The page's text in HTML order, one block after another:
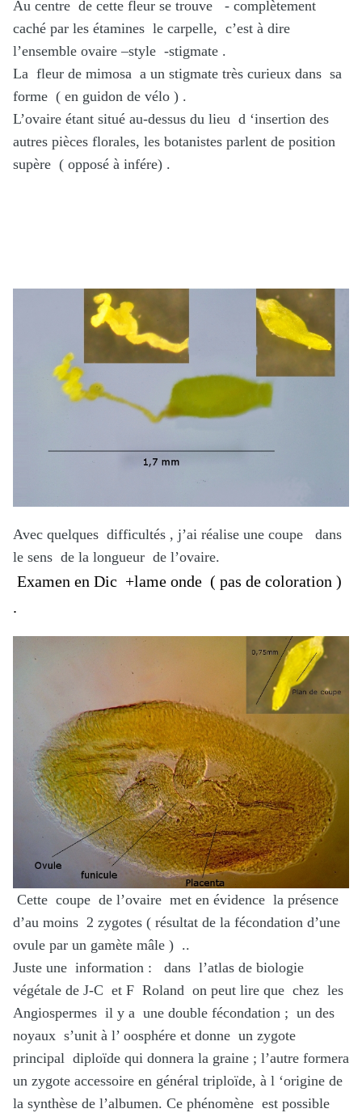
Au centre de cette fleur se trouve - complètement
caché par les étamines le carpelle, c’est à dire
l’ensemble ovaire –style -stigmate .
La fleur de mimosa a un stigmate très curieux dans sa
forme ( en guidon de vélo ) .
L’ovaire étant situé au-dessus du lieu d ‘insertion des
autres pièces florales, les botanistes parlent de position
supère ( opposé à infére) .
Avec quelques difficultés , j’ai réalise une coupe dans
le sens de la longueur de l’ovaire.
Examen en Dic +lame onde ( pas de coloration )
.
Cette coupe de l’ovaire met en évidence la présence
d’au moins 2 zygotes ( résultat de la fécondation d’une
ovule par un gamète mâle ) ..
Juste une information : dans l’atlas de biologie
végétale de J-C et F Roland on peut lire que chez les
Angiospermes il y a une double fécondation ; un des
noyaux s’unit à l’ oosphére et donne un zygote
principal diploïde qui donnera la graine ; l’autre formera
un zygote accessoire en général triploïde, à l ‘origine de
la synthèse de l’albumen. Ce phénomène est possible